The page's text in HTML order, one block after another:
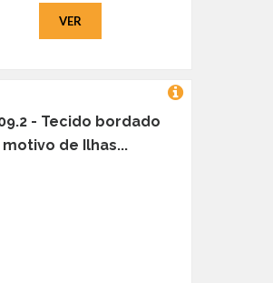
VER
- Tecido bordado
motivo de Ilhas...